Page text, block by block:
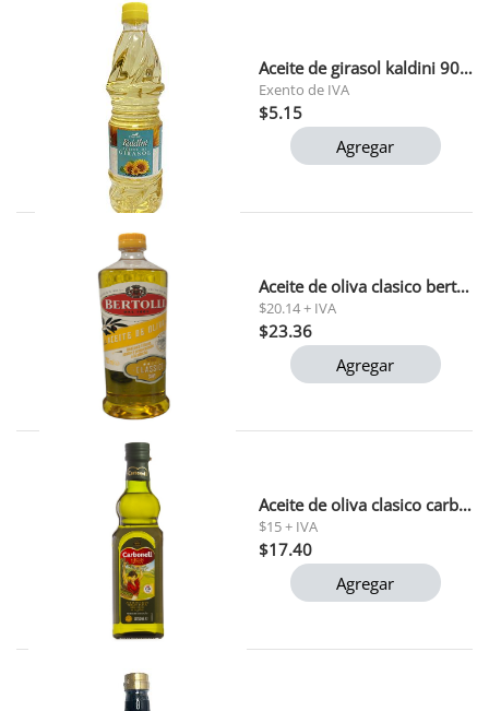
Aceite de girasol kaldini 900 ml
Exento de IVA
$5.15
Agregar
Aceite de oliva clasico bertolli 750 ml
$20.14 + IVA
$23.36
Agregar
Aceite de oliva clasico carbonell lata 500 ml
$15 + IVA
$17.40
Agregar